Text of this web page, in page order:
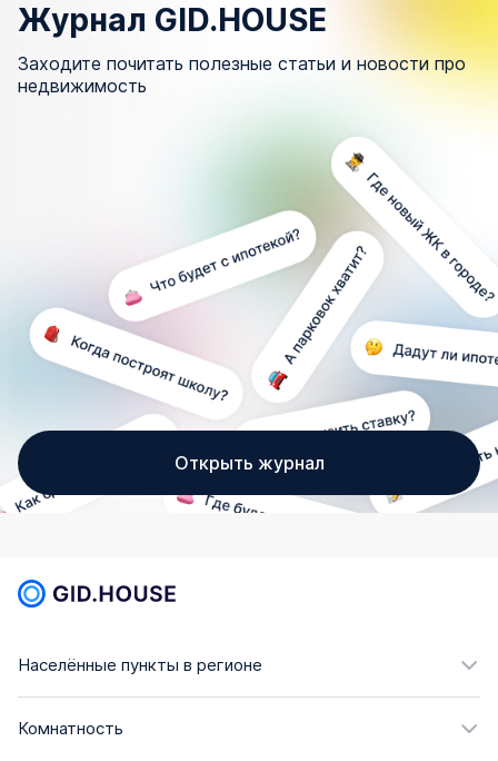
Журнал GID.HOUSE
Заходите почитать полезные статьи и новости про
недвижимость
Открыть журнал
Населённые пункты в регионе
Комнатность